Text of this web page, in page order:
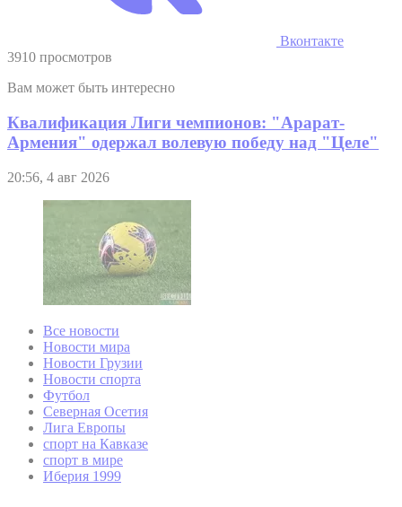
Вконтакте
3910 просмотров
Вам может быть интересно
Квалификация Лиги чемпионов: "Арарат-
Армения" одержал волевую победу над "Целе"
20:56, 4 авг 2026
Все новости
Новости мира
Новости Грузии
Новости спорта
Футбол
Северная Осетия
Лига Европы
спорт на Кавказе
спорт в мире
Иберия 1999